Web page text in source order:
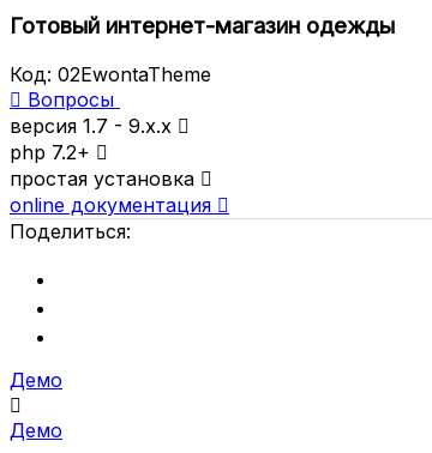
Готовый интернет-магазин одежды
Код: 02EwontaTheme
 Вопросы
версия 1.7 - 9.x.x 
php 7.2+ 
простая установка 
online документация 
Поделиться:
Демо

Демо